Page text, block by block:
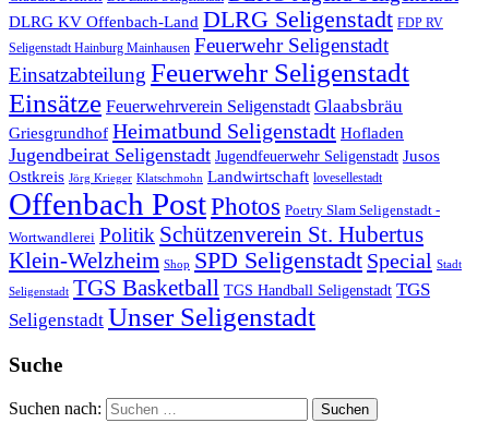
DLRG KV Offenbach-Land DLRG Seligenstadt FDP RV
Seligenstadt Hainburg Mainhausen Feuerwehr Seligenstadt
Einsatzabteilung Feuerwehr Seligenstadt
Einsätze Feuerwehrverein Seligenstadt Glaabsbräu
Griesgrundhof Heimatbund Seligenstadt Hofladen
Jugendbeirat Seligenstadt Jugendfeuerwehr Seligenstadt Jusos
Ostkreis Jörg Krieger Klatschmohn Landwirtschaft lovesellestadt
Offenbach PostPhotos Poetry Slam Seligenstadt -
Wortwandlerei Politik Schützenverein St. Hubertus
Klein-Welzheim Shop SPD Seligenstadt Special Stadt
Seligenstadt TGS Basketball TGS Handball Seligenstadt TGS
Seligenstadt Unser Seligenstadt
Suche
Suchen nach: